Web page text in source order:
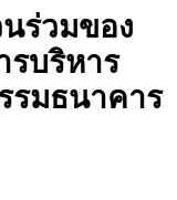
ร่วมของ
บริหาร
รมธนาคาร